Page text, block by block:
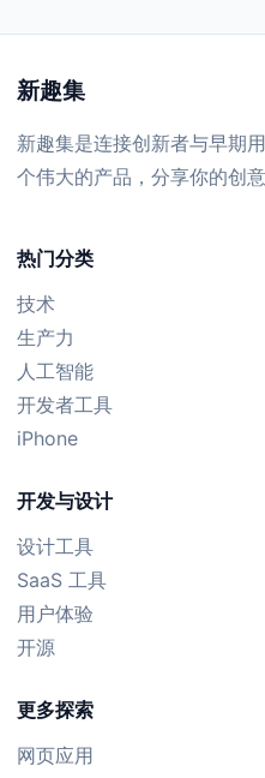
新趣集
新趣集是连接创新者与早期
个伟大的产品，分享你的创意
热门分类
技术
生产力
人工智能
开发者工具
iPhone
开发与设计
设计工具
SaaS 工具
用户体验
开源
更多探索
网页应用